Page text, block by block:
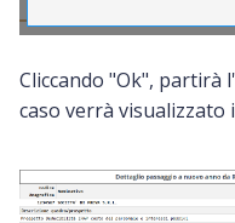
Cliccando "Ok", partirà
caso verrà